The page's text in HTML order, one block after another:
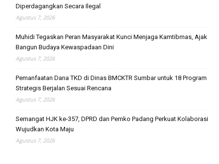
Diperdagangkan Secara Ilegal
Agustus 7, 2026
Muhidi Tegaskan Peran Masyarakat Kunci Menjaga Kamtibmas, Ajak
Bangun Budaya Kewaspadaan Dini
Agustus 7, 2026
Pemanfaatan Dana TKD di Dinas BMCKTR Sumbar untuk 18 Program
Strategis Berjalan Sesuai Rencana
Agustus 7, 2026
Semangat HJK ke-357, DPRD dan Pemko Padang Perkuat Kolaborasi
Wujudkan Kota Maju
Agustus 7, 2026